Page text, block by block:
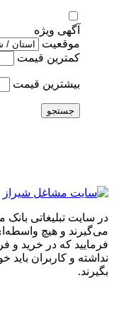
آگهی ویژه
موقعیت
کمترین قیمت
بیشترین قیمت
جستجو
در سایت تبلیغاتی
می‌گیرند و هیچ
فرمایید که در خرید و
نداشته و کاربران
بگیرند.